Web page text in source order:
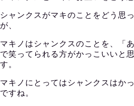
シャンクスがマキのことをどう思
が、
マキノはシャンクスのことを、「
で笑ってられる方がかっこいいと
す。
マキノにとってはシャンクスはか
ですね。